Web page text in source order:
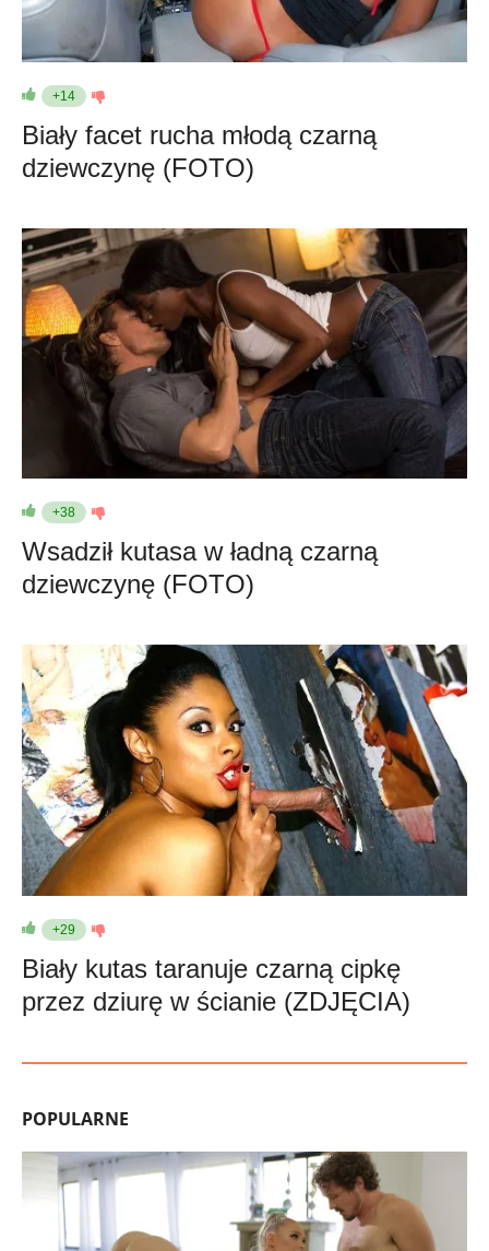
+14
Biały facet rucha młodą czarną
dziewczynę (FOTO)
+38
Wsadził kutasa w ładną czarną
dziewczynę (FOTO)
+29
Biały kutas taranuje czarną cipkę
przez dziurę w ścianie (ZDJĘCIA)
POPULARNE